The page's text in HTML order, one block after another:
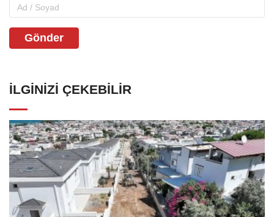
Gönder
İLGINIZI ÇEKEBILIR